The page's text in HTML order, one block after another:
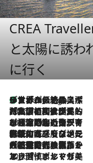
CREA
と太陽に誘わ
に行く
5 Hours Ago
リスボンの絶品スイーツ「パステル・デ・ナタ」とは？ポルトガル伝統の奥深い世界へ
2026.7.27
「私の祖国はポルトガル語です」国民的詩人フェルナンド・ペソアと、彼が愛した文学の街を歩く
2026.7.26
ポルトガル近海が育む極上の海の幸。キリリと冷えた白ワインと愉しむ、シーフード専門店の贅沢
2026.7.22
伝統の味をモダンに昇華。高感度な地元客が集う、リスボンの最旬ガストロノミー
2026.7.21
大航海時代の栄華から、震災、独裁、そして革命へ。ポルトガル・首都リスボンの石畳に刻まれた「歴史の光と影」
2026.7.13
エッセイ・ヤマザキマリ「慎ましくも美しき国 ポルトガル」